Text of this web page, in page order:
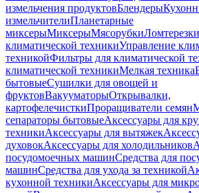
измельчения продуктовБлендеры
измельчителиПланетарные
миксерыМиксерыМясорубкиЛомтерезки
климатической техникиУправление
техникойФильтры для климатической
климатической техникиМелкая техника
бытовыеСушилки для овощей и
фруктовВакууматорыОткрывалки,
картофелечисткиПроращиватели семян
сепараторы бытовыеАксессуары для
техникиАксессуары для вытяжек
духовокАксессуары для холодильников
посудомоечных машинСредства для
машинСредства для ухода за техникой
кухонной техникиАксессуары для